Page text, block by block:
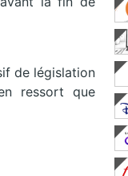
de législation
ressort que